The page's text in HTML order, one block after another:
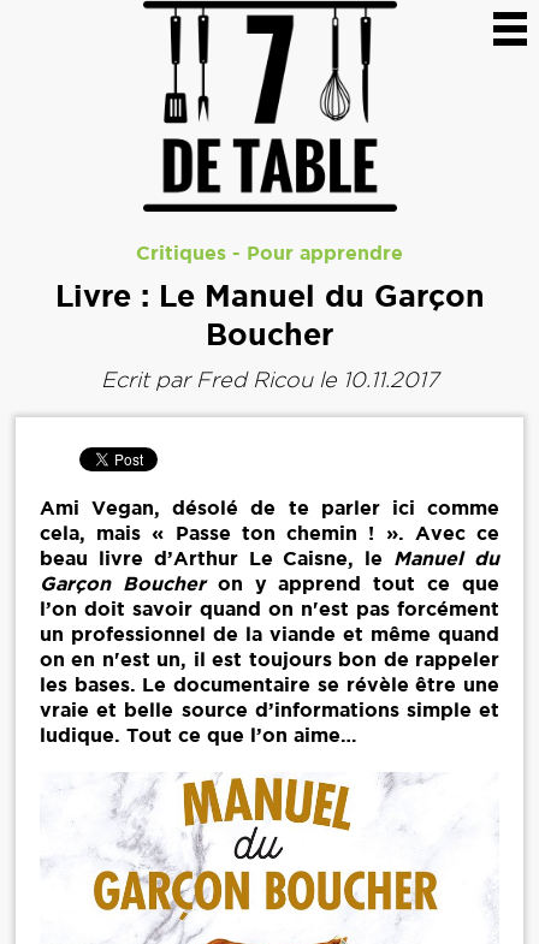
Critiques - Pour apprendre
Livre : Le Manuel du Garçon
Boucher
Ecrit par Fred Ricoule 10.11.2017
Ami Vegan, désolé de te parler ici comme
cela, mais « Passe ton chemin ! ». Avec ce
beau livre d’Arthur Le Caisne, le Manuel du
Garçon Boucheron y apprend tout ce que
l’on doit savoir quand on n'est pas forcément
un professionnel de la viande et même quand
on en n'est un, il est toujours bon de rappeler
les bases. Le documentaire se révèle être une
vraie et belle source d’informations simple et
ludique. Tout ce que l’on aime…